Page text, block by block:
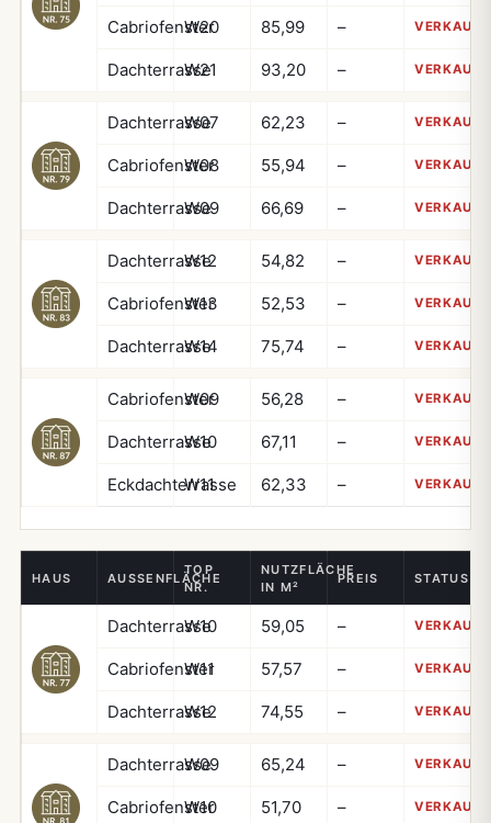
Cabriofenster
W20 85,99 – VERKAUFT
Dachterrasse
W21 93,20 – VERKAUFT
Dachterrasse
W07 62,23 – VERKAUFT
Cabriofenster
W08 55,94 – VERKAUFT
Dachterrasse
W09 66,69 – VERKAUFT
Dachterrasse
W12 54,82 – VERKAUFT
Cabriofenster
W13 52,53 – VERKAUFT
Dachterrasse
W14 75,74 – VERKAUFT
Cabriofenster
W09 56,28 – VERKAUFT
Dachterrasse
W10 67,11 – VERKAUFT
Eckdachterrasse
W11 62,33 – VERKAUFT
HAUS AUSSENFLÄCHE
TOP
NR.
NUTZFLÄCHE
IN M²
PREIS STATUS
Dachterrasse
W10 59,05 – VERKAUFT
Cabriofenster
W11 57,57 – VERKAUFT
Dachterrasse
W12 74,55 – VERKAUFT
Dachterrasse
W09 65,24 – VERKAUFT
Cabriofenster
W10 51,70 – VERKAUFT